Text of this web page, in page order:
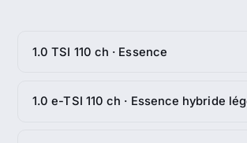
1.0 TSI 110 ch · Essence
1.0 e-TSI 110 ch · Essence hybride